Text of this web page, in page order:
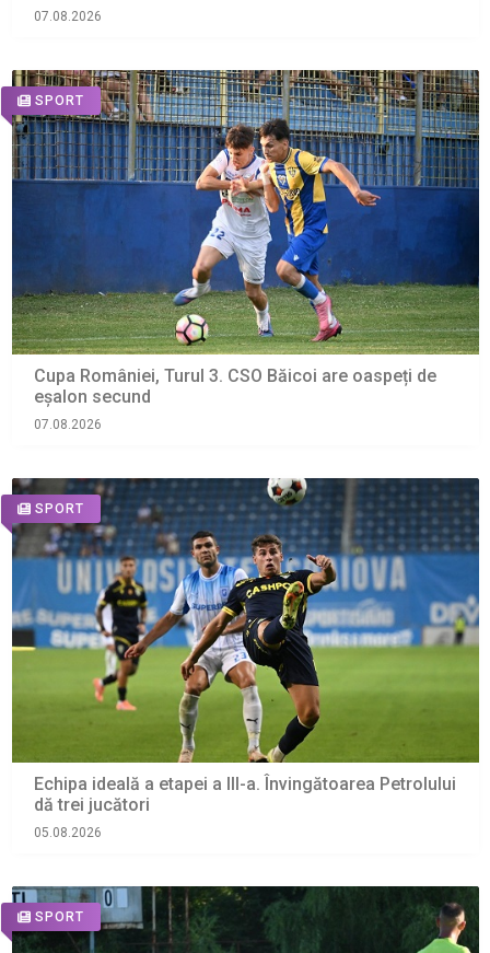
07.08.2026
SPORT
Cupa României, Turul 3. CSO Băicoi are oaspeți de
eșalon secund
07.08.2026
SPORT
Echipa ideală a etapei a III-a. Învingătoarea Petrolului
dă trei jucători
05.08.2026
SPORT